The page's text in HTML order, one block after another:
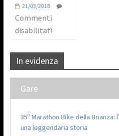
21/03/2018
Commenti
disabilitati
In evidenza
Gare
35ª Marathon Bike della
una leggendaria storia